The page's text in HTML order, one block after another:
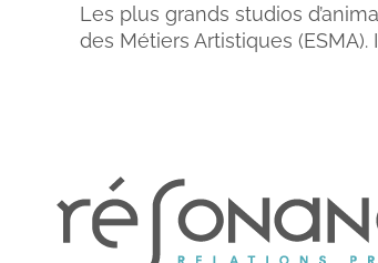
Les plus grands studios
des Métiers Artistiques